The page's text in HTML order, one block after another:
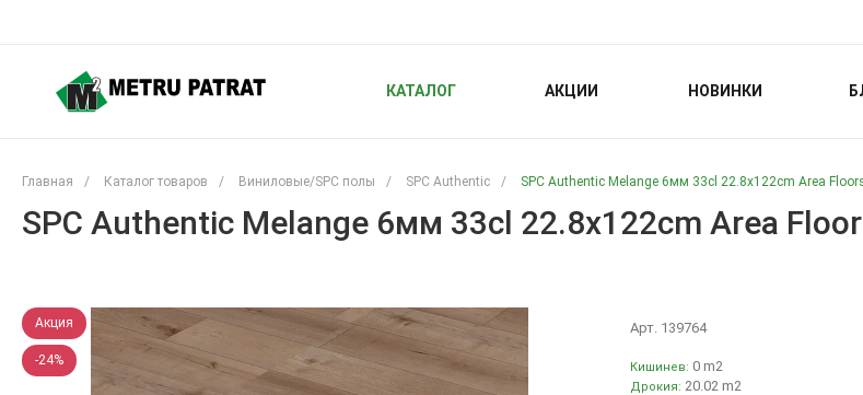
КАТАЛОГ АКЦИИ НОВИНКИ
Главная / Каталог товаров / Виниловые/SPC полы / SPC Authentic / SPC Authentic Melange 6мм 33cl 22.8x122cm Area
SPC Authentic Melange 6мм 33cl 22.8x122cm Area
Акция
-24%
Арт. 139764
Кишинев: 0 m2
Дрокия: 20.02 m2